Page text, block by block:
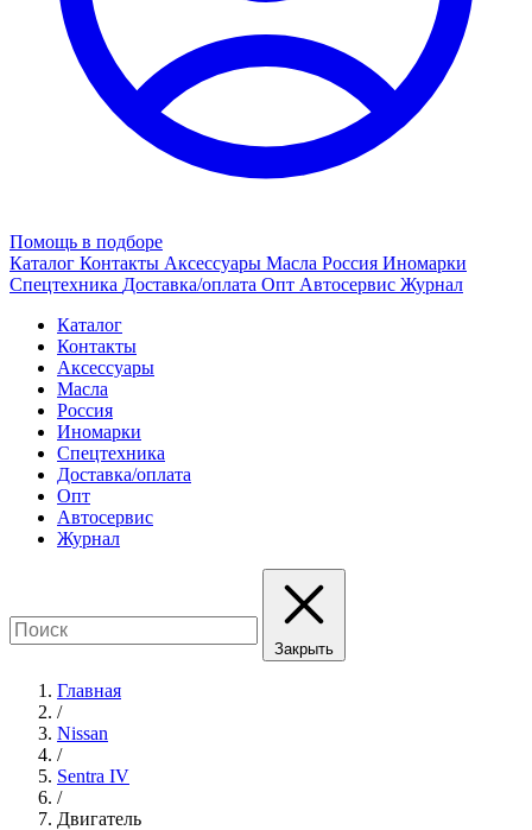
Помощь в подборе
Каталог Контакты Аксессуары Масла Россия Иномарки
Спецтехника Доставка/оплата Опт Автосервис Журнал
Каталог
Контакты
Аксессуары
Масла
Россия
Иномарки
Спецтехника
Доставка/оплата
Опт
Автосервис
Журнал
Закрыть
Главная
/
Nissan
/
Sentra IV
/
Двигатель